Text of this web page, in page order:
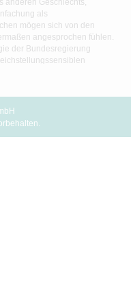
anderen Geschlechts,
als
mögen sich von den
angesprochen fühlen.
der Bundesregierung